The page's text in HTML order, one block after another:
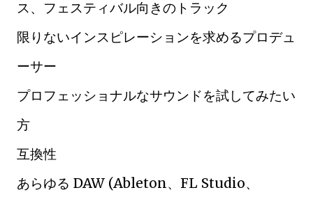
ス、フェスティバル向きのトラック
限りないインスピレーションを求めるプロデュ
ーサー
プロフェッショナルなサウンドを試してみたい
方
互換性
あらゆる DAW (Ableton、FL Studio、